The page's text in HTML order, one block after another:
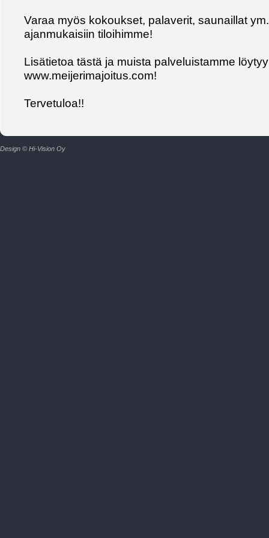
Varaa myös kokoukset, palaverit, saunaillat
ajanmukaisiin tiloihimme!
Lisätietoa tästä ja muista palveluistamme
www.meijerimajoitus.com!
Tervetuloa!!
Design © Hi-Vision Oy